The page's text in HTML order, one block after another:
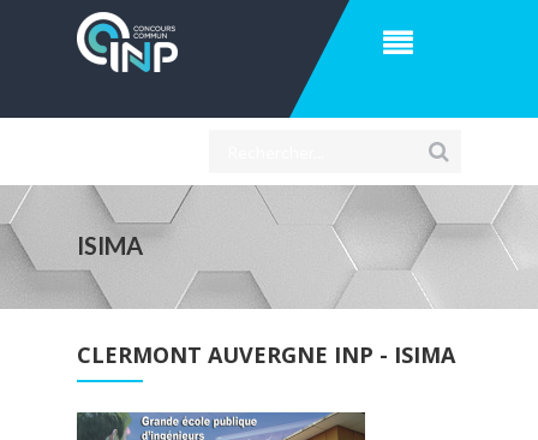
ISIMA
CLERMONT AUVERGNE INP - ISIMA